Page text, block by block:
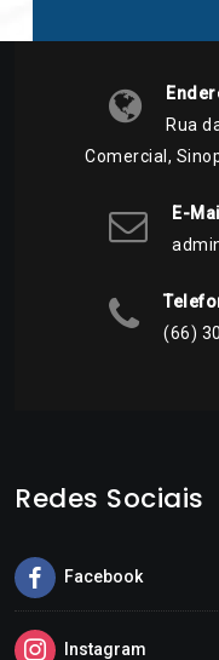
Rua
Comercial,
E-Mail
(66)
Redes Sociais
Facebook
Instagram